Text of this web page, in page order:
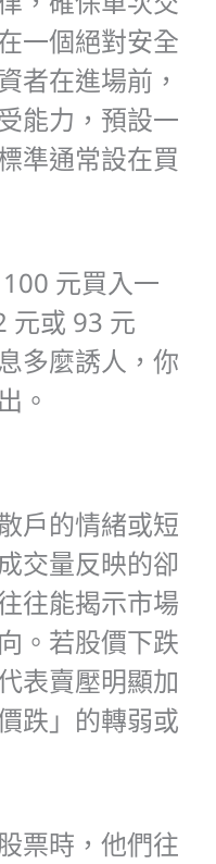
一個絕對安全
者在進場前，
能力，預設一
準通常設在買
元買入一
元或 93 元
多麼誘人，你
。
戶的情緒或短
交量反映的卻
往能揭示市場
。若股價下跌
表賣壓明顯加
跌」的轉弱或
票時，他們往